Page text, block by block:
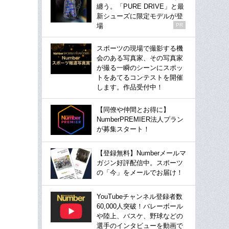
纏う。「PURE DRIVE」と最
新シューズに限定モデルが登
場
PR
スポーツの現場で撮影する機
会のある写真家、その写真家
が撮る一瞬のシーンにスポッ
トをあてるコンテストを開催
します。作品受付中！
【同僚や仲間とお得に】
NumberPREMIER法人プラン
が募集スタート！
【登録無料】Numberメールマ
ガジン好評配信中。スポーツ
の「今」をメールでお届け！
YouTubeチャンネル登録者数
60,000人突破！バレーボール
や陸上、バスケ、野球などの
選手のインタビューを動画で